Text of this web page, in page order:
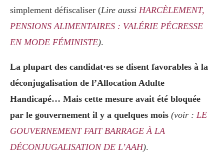
simplement défiscaliser (Lire aussi HARCÈLEMENT,
PENSIONS ALIMENTAIRES : VALÉRIE PÉCRESSE
EN MODE FÉMINISTE).
La plupart des candidat·es se disent favorables à la
déconjugalisation de l’Allocation Adulte
Handicapé… Mais cette mesure avait été bloquée
par le gouvernement il y a quelques mois (voir : LE
GOUVERNEMENT FAIT BARRAGE À LA
DÉCONJUGALISATION DE L’AAH).